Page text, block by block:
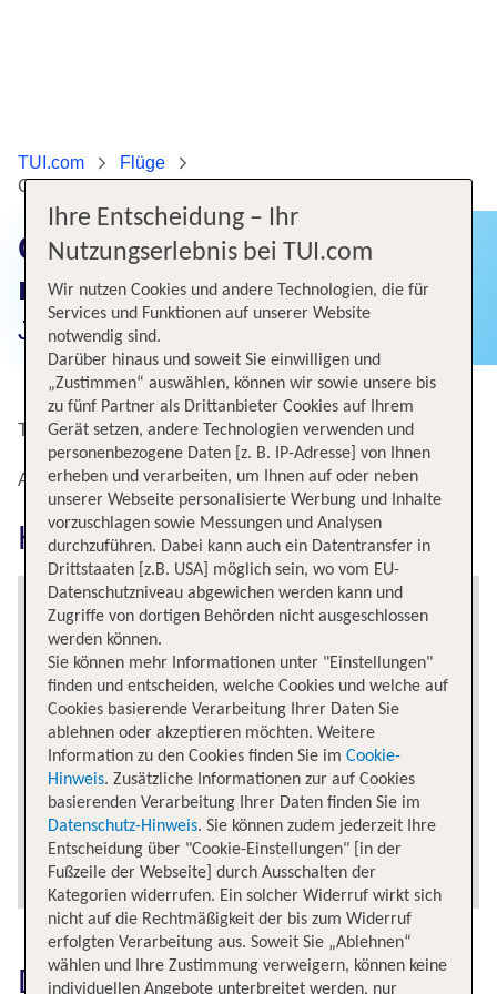
TUI.com
Flüge
Günstige Flüge von Burgas nach Hannover
Günstige Flüge von Burgas
nach Hannover
Jetzt Flugangebote finden!
Top Angebote von Burgas nach Hannover
Alternative Flugverbindungen nach Hannover
Hannover erkunden
Das könnte dich auch
Ihre Entscheidung – Ihr
Nutzungserlebnis bei TUI.com
Wir nutzen Cookies und andere Technologien, die für
Services und Funktionen auf unserer Website
notwendig sind.
Darüber hinaus und soweit Sie einwilligen und
„Zustimmen“ auswählen, können wir sowie unsere bis
zu fünf Partner als Drittanbieter Cookies auf Ihrem
Gerät setzen, andere Technologien verwenden und
personenbezogene Daten [z. B. IP-Adresse] von Ihnen
erheben und verarbeiten, um Ihnen auf oder neben
unserer Webseite personalisierte Werbung und Inhalte
vorzuschlagen sowie Messungen und Analysen
durchzuführen. Dabei kann auch ein Datentransfer in
Drittstaaten [z.B. USA] möglich sein, wo vom EU-
Datenschutzniveau abgewichen werden kann und
Zugriffe von dortigen Behörden nicht ausgeschlossen
werden können.
Sie können mehr Informationen unter "Einstellungen"
finden und entscheiden, welche Cookies und welche auf
Cookies basierende Verarbeitung Ihrer Daten Sie
ablehnen oder akzeptieren möchten. Weitere
Information zu den Cookies finden Sie im Cookie-
Hinweis. Zusätzliche Informationen zur auf Cookies
basierenden Verarbeitung Ihrer Daten finden Sie im
Datenschutz-Hinweis. Sie können zudem jederzeit Ihre
Entscheidung über "Cookie-Einstellungen" [in der
Fußzeile der Webseite] durch Ausschalten der
Kategorien widerrufen. Ein solcher Widerruf wirkt sich
nicht auf die Rechtmäßigkeit der bis zum Widerruf
erfolgten Verarbeitung aus. Soweit Sie „Ablehnen“
wählen und Ihre Zustimmung verweigern, können keine
individuellen Angebote unterbreitet werden, nur